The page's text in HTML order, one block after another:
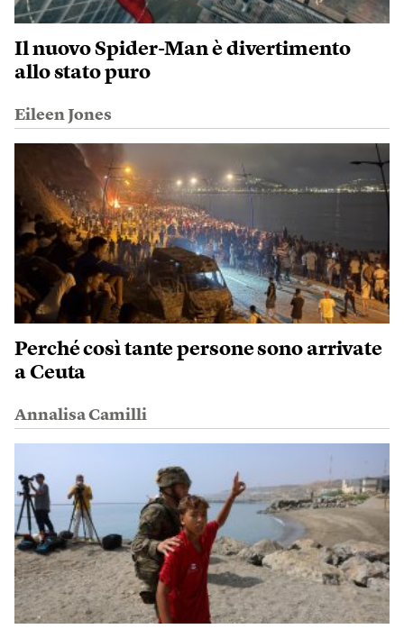
Il nuovo Spider-Man è divertimento
allo stato puro
Eileen Jones
Perché così tante persone sono arrivate
a Ceuta
Annalisa Camilli